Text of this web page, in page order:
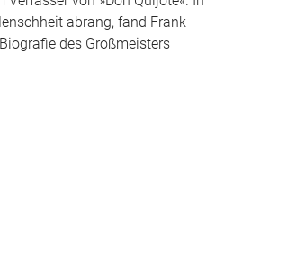
abrang, fand Frank
des Großmeisters